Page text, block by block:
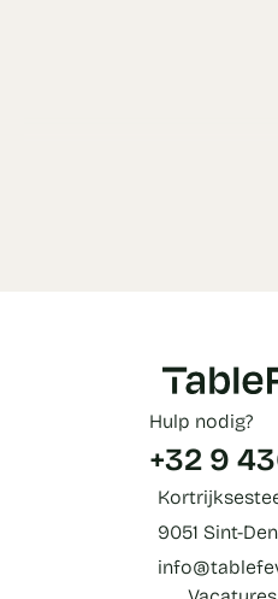
Hulp nodig?
+32 9
9051 Sint-